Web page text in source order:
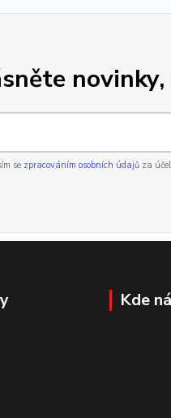
se zpracováním osobních údajůza
Kde